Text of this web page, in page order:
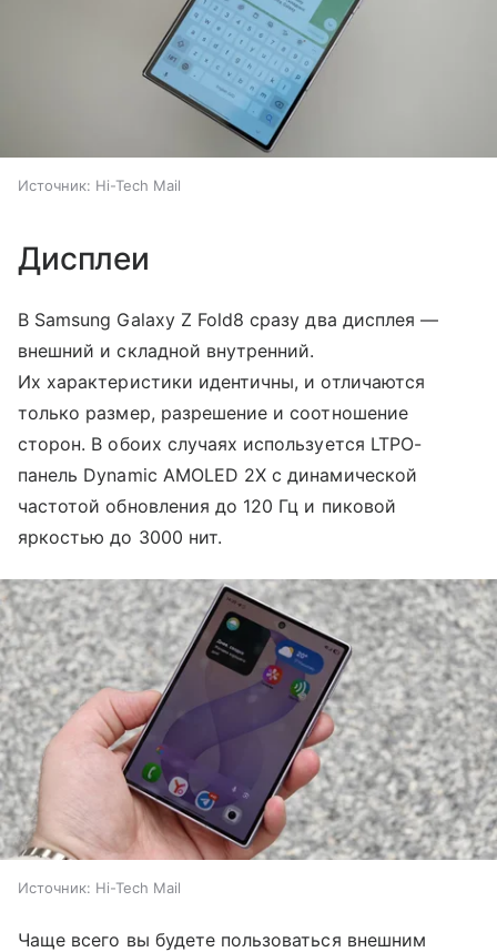
Источник: Hi-Tech Mail
Дисплеи
В Samsung Galaxy Z Fold8 сразу два дисплея —
внешний и складной внутренний.
Их характеристики идентичны, и отличаются
только размер, разрешение и соотношение
сторон. В обоих случаях используется LTPO-
панель Dynamic AMOLED 2X с динамической
частотой обновления до 120 Гц и пиковой
яркостью до 3000 нит.
Источник: Hi-Tech Mail
Чаще всего вы будете пользоваться внешним